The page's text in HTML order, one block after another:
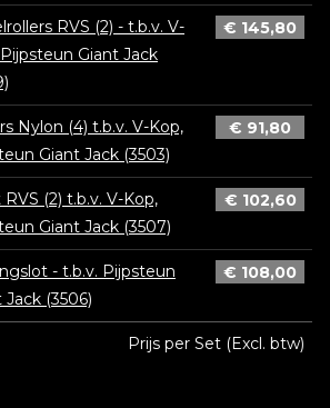
RVS (2) - t.b.v. V-
Giant Jack
€ 145,80
Nylon (4) t.b.v. V-Kop,
Giant Jack (3503)
€ 91,80
RVS (2) t.b.v. V-Kop,
Giant Jack (3507)
€ 102,60
- t.b.v. Pijpsteun
Jack (3506)
€ 108,00
Prijs per Set (Excl. btw)